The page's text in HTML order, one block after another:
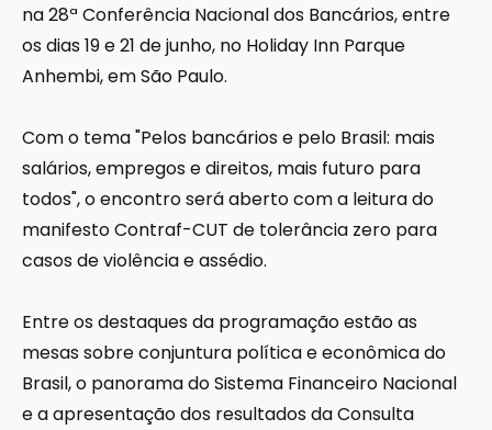
na 28ª Conferência Nacional dos Bancários, entre
os dias 19 e 21 de junho, no Holiday Inn Parque
Anhembi, em São Paulo.
Com o tema "Pelos bancários e pelo Brasil: mais
salários, empregos e direitos, mais futuro para
todos", o encontro será aberto com a leitura do
manifesto Contraf-CUT de tolerância zero para
casos de violência e assédio.
Entre os destaques da programação estão as
mesas sobre conjuntura política e econômica do
Brasil, o panorama do Sistema Financeiro Nacional
e a apresentação dos resultados da Consulta